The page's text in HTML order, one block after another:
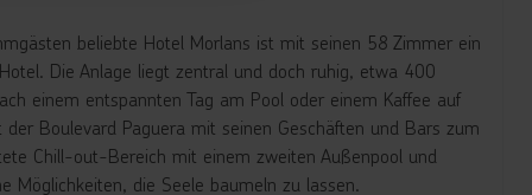
beliebte Hotel Morlans ist mit seinen 58 Zimmer ein
Die Anlage liegt zentral und doch ruhig, etwa 400
einem entspannten Tag am Pool oder einem Kaffee auf
Boulevard Paguera mit seinen Geschäften und Bars zum
Chill-out-Bereich mit einem zweiten Außenpool und
Möglichkeiten, die Seele baumeln zu lassen.